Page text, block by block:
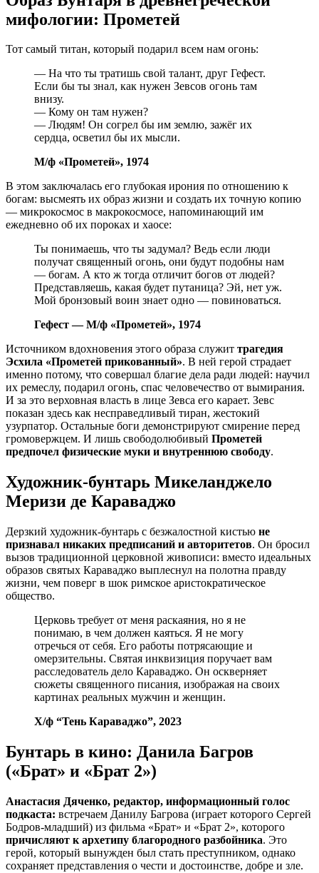
мифологии: Прометей
Тот самый титан, который подарил всем нам огонь:
— На что ты тратишь свой талант, друг Гефест.
Если бы ты знал, как нужен Зевсов огонь там
внизу.
— Кому он там нужен?
— Людям! Он согрел бы им землю, зажёг их
сердца, осветил бы их мысли.
М/ф «Прометей», 1974
В этом заключалась его глубокая ирония по отношению к
богам: высмеять их образ жизни и создать их точную копию
— микрокосмос в макрокосмосе, напоминающий им
ежедневно об их пороках и хаосе:
Ты понимаешь, что ты задумал? Ведь если люди
получат священный огонь, они будут подобны нам
— богам. А кто ж тогда отличит богов от людей?
Представляешь, какая будет путаница? Эй, нет уж.
Мой бронзовый воин знает одно — повиноваться.
Гефест — М/ф «Прометей», 1974
Источником вдохновения этого образа служит трагедия
Эсхила «Прометей прикованный». В ней герой страдает
именно потому, что совершал благие дела ради людей: научил
их ремеслу, подарил огонь, спас человечество от вымирания.
И за это верховная власть в лице Зевса его карает. Зевс
показан здесь как несправедливый тиран, жестокий
узурпатор. Остальные боги демонстрируют смирение перед
громовержцем. И лишь свободолюбивый Прометей
предпочел физические муки и внутреннюю свободу.
Художник-бунтарь Микеланджело
Меризи де Караваджо
Дерзкий художник-бунтарь с безжалостной кистью не
признавал никаких предписаний и авторитетов. Он бросил
вызов традиционной церковной живописи: вместо идеальных
образов святых Караваджо выплеснул на полотна правду
жизни, чем поверг в шок римское аристократическое
общество.
Церковь требует от меня раскаяния, но я не
понимаю, в чем должен каяться. Я не могу
отречься от себя. Его работы потрясающие и
омерзительны. Святая инквизиция поручает вам
расследователь дело Караваджо. Он оскверняет
сюжеты священного писания, изображая на своих
картинах реальных мужчин и женщин.
Х/ф “Тень Караваджо”, 2023
Бунтарь в кино: Данила Багров
(«Брат» и «Брат 2»)
Анастасия Дяченко, редактор, информационный голос
подкаста: встречаем Данилу Багрова (играет которого Сергей
Бодров-младший) из фильма «Брат» и «Брат 2», которого
причисляют к архетипу благородного разбойника. Это
герой, который вынужден был стать преступником, однако
сохраняет представления о чести и достоинстве, добре и зле.